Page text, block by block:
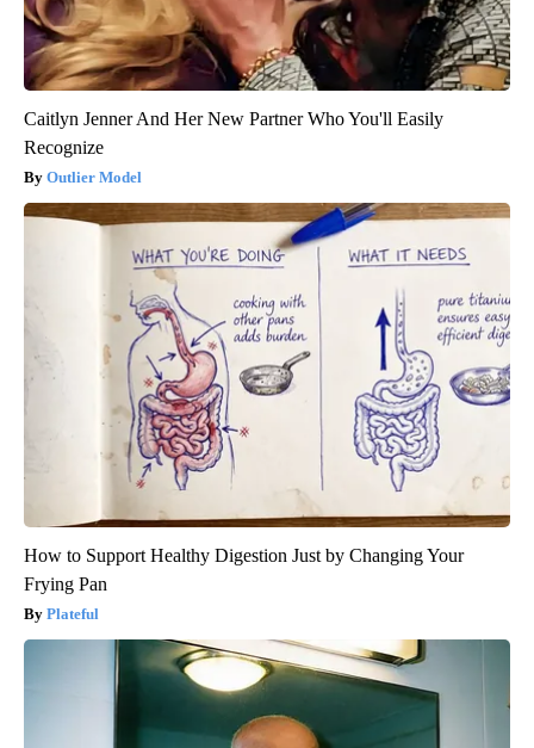
Caitlyn Jenner And Her New Partner Who You'll Easily
Recognize
Outlier Model
How to Support Healthy Digestion Just by Changing Your
Frying Pan
Plateful